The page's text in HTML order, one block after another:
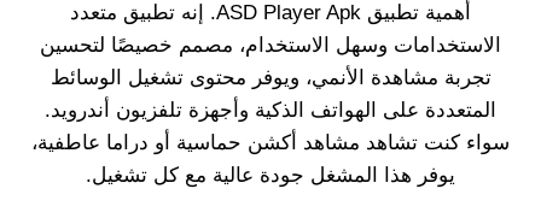
أهمية تطبيق ASD Player Apk. إنه تطبيق متعدد
الاستخدامات وسهل الاستخدام، مصمم خصيصًا لتحسين
تجربة مشاهدة الأنمي، ويوفر محتوى تشغيل الوسائط
المتعددة على الهواتف الذكية وأجهزة تلفزيون أندرويد.
سواء كنت تشاهد مشاهد أكشن حماسية أو دراما عاطفية،
يوفر هذا المشغل جودة عالية مع كل تشغيل.